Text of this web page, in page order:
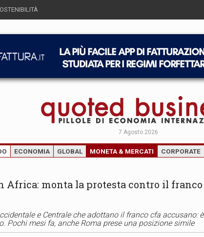
7 Agosto 2026
ECONOMIA GLOBAL MONETA & MERCATI CORPORATE
Africa: monta la protesta contro il franco
e Centrale che adottano il franco cfa accusano: è
Pochi mesi fa, anche Roma prese una posizione simile